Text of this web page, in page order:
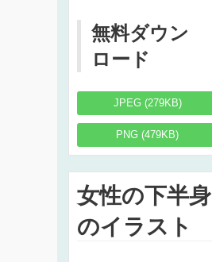
無料ダウン
ロード
JPEG (279KB)
PNG (479KB)
女性の下半身
のイラスト